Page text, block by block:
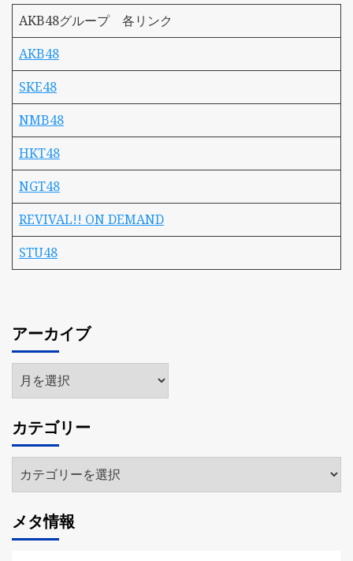
AKB48グループ 各リンク
AKB48
SKE48
NMB48
HKT48
NGT48
REVIVAL!! ON DEMAND
STU48
アーカイブ
ア
ー
イ
ブ
カテゴリー
テ
リ
ー
メタ情報